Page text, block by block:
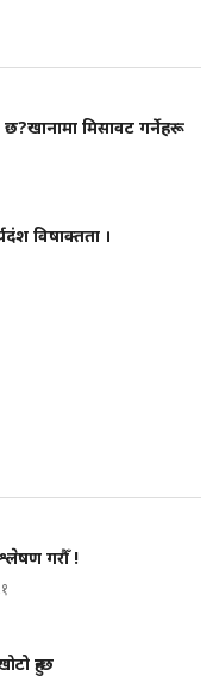
मिसावट गर्नेहरू
विषाक्तता ।
गरौँ !
हुन्छ